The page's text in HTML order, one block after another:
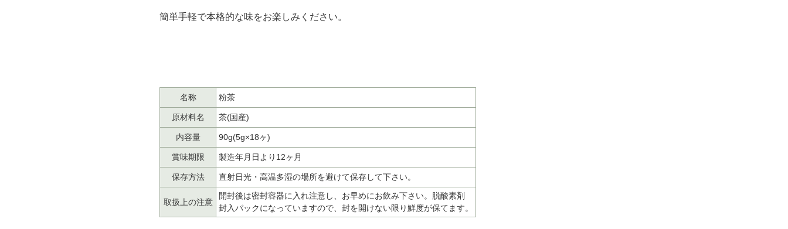
簡単手軽で本格的な味をお楽しみください。
名称 粉茶
原材料名 茶(国産)
内容量 90g(5g×18ヶ)
賞味期限 製造年月日より12ヶ月
保存方法 直射日光・高温多湿の場所を避けて保存して下さい。
取扱上の注意
開封後は密封容器に入れ注意し、お早めにお飲み下さい。脱酸素剤
封入パックになっていますので、封を開けない限り鮮度が保てます。